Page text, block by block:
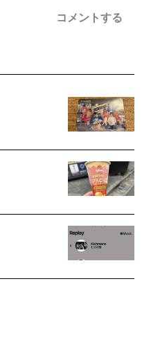
コメントする